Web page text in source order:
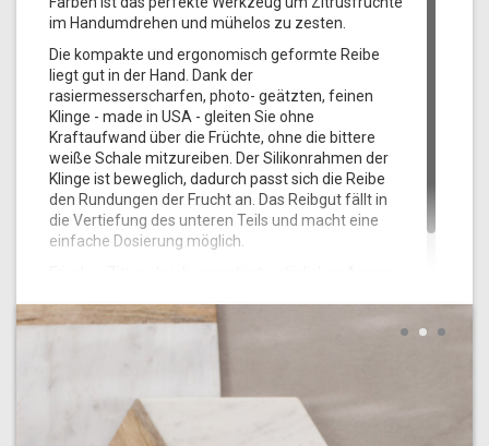
im Handumdrehen und mühelos zu zesten.
Die kompakte und ergonomisch geformte Reibe
liegt gut in der Hand. Dank der
rasiermesserscharfen, photo- geätzten, feinen
Klinge - made in USA - gleiten Sie ohne
Kraftaufwand über die Früchte, ohne die bittere
weiße Schale mitzureiben. Der Silikonrahmen der
Klinge ist beweglich, dadurch passt sich die Reibe
den Rundungen der Frucht an. Das Reibgut fällt in
die Vertiefung des unteren Teils und macht eine
einfache Dosierung möglich.